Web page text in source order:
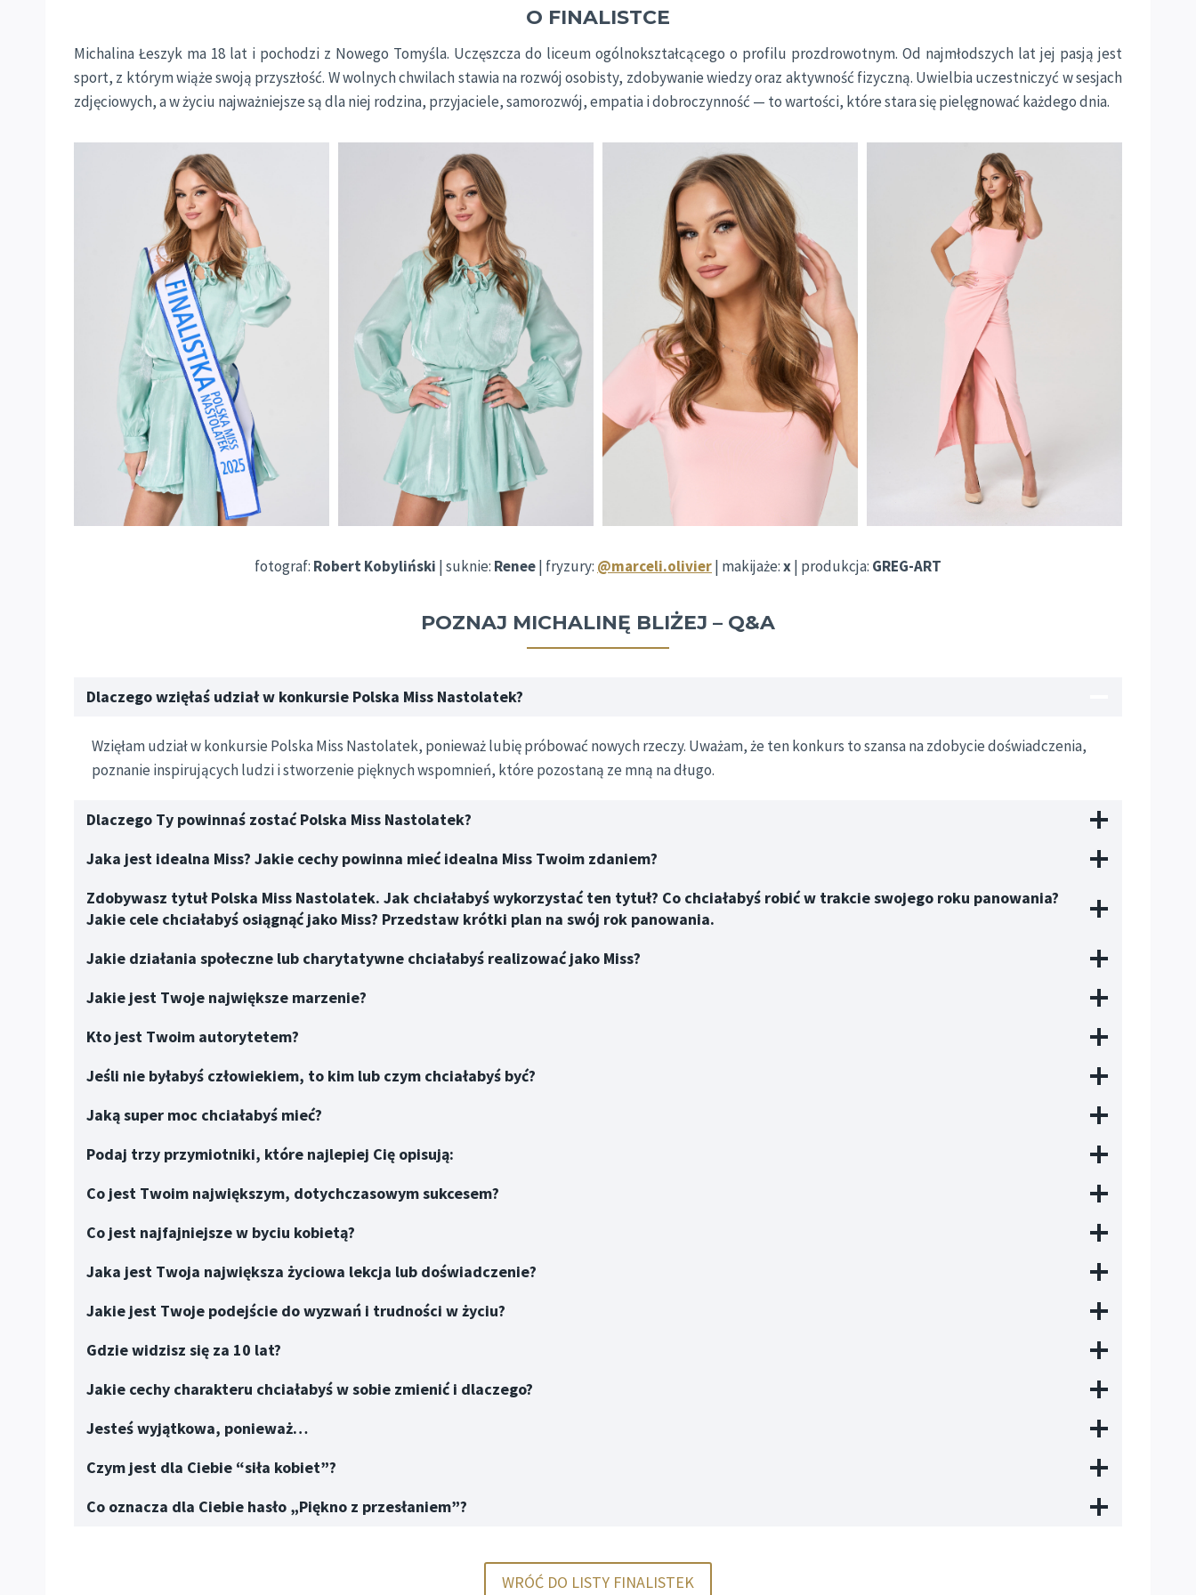
O FINALISTCE
Michalina Łeszyk ma 18 lat i pochodzi z Nowego Tomyśla. Uczęszcza do liceum ogólnokształcącego o profilu prozdrowotnym. Od najmłodszych lat jej pasją jest
sport, z którym wiąże swoją przyszłość. W wolnych chwilach stawia na rozwój osobisty, zdobywanie wiedzy oraz aktywność fizyczną. Uwielbia uczestniczyć w sesjach
zdjęciowych, a w życiu najważniejsze są dla niej rodzina, przyjaciele, samorozwój, empatia i dobroczynność — to wartości, które stara się pielęgnować każdego dnia.
fotograf: Robert Kobyliński | suknie: Renee| fryzury: @marceli.olivier| makijaże:x| produkcja: GREG-ART
POZNAJ MICHALINĘ BLIŻEJ – Q&A
Dlaczego wzięłaś udział w konkursie Polska Miss Nastolatek?
Wzięłam udział w konkursie Polska Miss Nastolatek, ponieważ lubię próbować nowych rzeczy. Uważam, że ten konkurs to szansa na zdobycie doświadczenia,
poznanie inspirujących ludzi i stworzenie pięknych wspomnień, które pozostaną ze mną na długo.
Dlaczego Ty powinnaś zostać Polska Miss Nastolatek?
Jaka jest idealna Miss? Jakie cechy powinna mieć idealna Miss Twoim zdaniem?
Zdobywasz tytuł Polska Miss Nastolatek. Jak chciałabyś wykorzystać ten tytuł? Co chciałabyś robić w trakcie swojego roku panowania?
Jakie cele chciałabyś osiągnąć jako Miss? Przedstaw krótki plan na swój rok panowania.
Jakie działania społeczne lub charytatywne chciałabyś realizować jako Miss?
Jakie jest Twoje największe marzenie?
Kto jest Twoim autorytetem?
Jeśli nie byłabyś człowiekiem, to kim lub czym chciałabyś być?
Jaką super moc chciałabyś mieć?
Podaj trzy przymiotniki, które najlepiej Cię opisują:
Co jest Twoim największym, dotychczasowym sukcesem?
Co jest najfajniejsze w byciu kobietą?
Jaka jest Twoja największa życiowa lekcja lub doświadczenie?
Jakie jest Twoje podejście do wyzwań i trudności w życiu?
Gdzie widzisz się za 10 lat?
Jakie cechy charakteru chciałabyś w sobie zmienić i dlaczego?
Jesteś wyjątkowa, ponieważ…
Czym jest dla Ciebie “siła kobiet”?
Co oznacza dla Ciebie hasło „Piękno z przesłaniem”?
WRÓĆ DO LISTY FINALISTEK